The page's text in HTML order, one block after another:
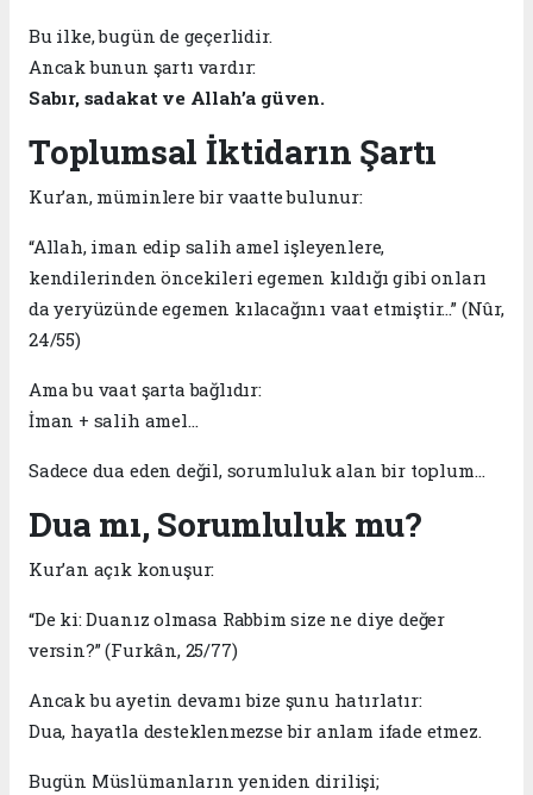
Bu ilke, bugün de geçerlidir.
Ancak bunun şartı vardır:
Sabır, sadakat ve Allah’a güven.
Toplumsal İktidarın Şartı
Kur’an, müminlere bir vaatte bulunur:
“Allah, iman edip salih amel işleyenlere,
kendilerinden öncekileri egemen kıldığı gibi onları
da yeryüzünde egemen kılacağını vaat etmiştir…” (Nûr,
24/55)
Ama bu vaat şarta bağlıdır:
İman + salih amel…
Sadece dua eden değil, sorumluluk alan bir toplum…
Dua mı, Sorumluluk mu?
Kur’an açık konuşur:
“De ki: Duanız olmasa Rabbim size ne diye değer
versin?” (Furkân, 25/77)
Ancak bu ayetin devamı bize şunu hatırlatır:
Dua, hayatla desteklenmezse bir anlam ifade etmez.
Bugün Müslümanların yeniden dirilişi;